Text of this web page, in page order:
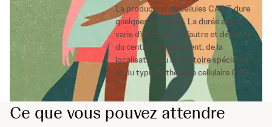
La production de cellules CAR-T dure
quelques semaines. La durée exacte
varie d’un patient à l’autre et dépend
du centre de traitement, de la
localisation du laboratoire spécialisé
et du type de thérapie cellulaire CAR-
T.
Ce que vous pouvez attendre